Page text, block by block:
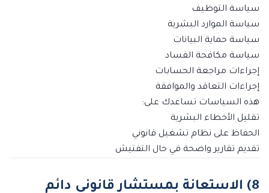
سياسة التوظيف
سياسة الموارد البشرية
سياسة حماية البيانات
سياسة مكافحة الفساد
إجراءات مراجعة الحسابات
إجراءات التعاقد والموافقة
هذه السياسات تساعدك على:
تقليل الأخطاء البشرية
الحفاظ على نظام تشغيل قانوني
تقديم تقارير واضحة في حال التفتيش
8) الاستعانة بمستشار قانوني دائم